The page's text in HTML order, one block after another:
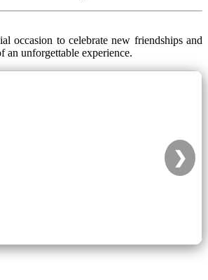
occasion to celebrate new friendships and
an unforgettable experience.
❯